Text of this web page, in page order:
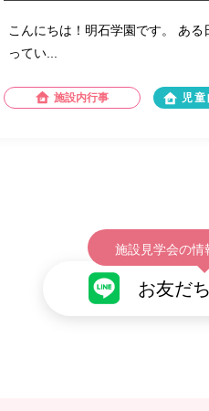
こんにちは！明石学園です。 あ
ってい...
施設内行事 児
施設見学会の情
お友だ